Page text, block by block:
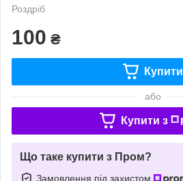
Роздріб
100 ₴
Купити
або
Купити з
Що таке купити з Пром?
Замовлення під захистом